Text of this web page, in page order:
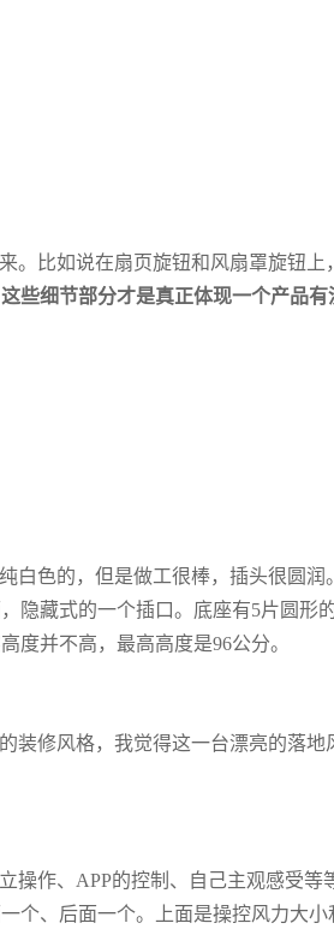
比如说在扇页旋钮和风扇罩旋钮上，
这些细节部分才是真正体现一个产品有
色的，但是做工很棒，插头很圆润。
隐藏式的一个插口。底座有5片圆形
度并不高，最高高度是96公分。
装修风格，我觉得这一台漂亮的落地
作、APP的控制、自己主观感受等
个、后面一个。上面是操控风力大小